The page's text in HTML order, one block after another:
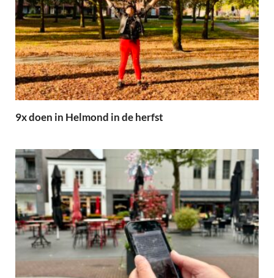
9x doen in Helmond in de herfst